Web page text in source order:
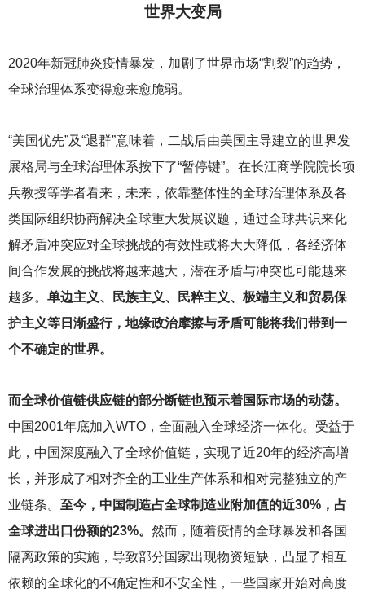
世界大变局
2020年新冠肺炎疫情暴发，加剧了世界市场“割裂”的趋势，
全球治理体系变得愈来愈脆弱。
“美国优先”及“退群”意味着，二战后由美国主导建立的世界发
展格局与全球治理体系按下了“暂停键”。在长江商学院院长项
兵教授等学者看来，未来，依靠整体性的全球治理体系及各
类国际组织协商解决全球重大发展议题，通过全球共识来化
解矛盾冲突应对全球挑战的有效性或将大大降低，各经济体
间合作发展的挑战将越来越大，潜在矛盾与冲突也可能越来
越多。 单边主义、民族主义、民粹主义、极端主义和贸易保
护主义等日渐盛行，地缘政治摩擦与矛盾可能将我们带到一
个不确定的世界。
而全球价值链供应链的部分断链也预示着国际市场的动荡。
中国2001年底加入WTO，全面融入全球经济一体化。受益于
此，中国深度融入了全球价值链，实现了近20年的经济高增
长，并形成了相对齐全的工业生产体系和相对完整独立的产
业链条。 至今，中国制造占全球制造业附加值的近30%，占
全球进出口份额的23%。 然而，随着疫情的全球暴发和各国
隔离政策的实施，导致部分国家出现物资短缺，凸显了相互
依赖的全球化的不确定性和不安全性，一些国家开始对高度